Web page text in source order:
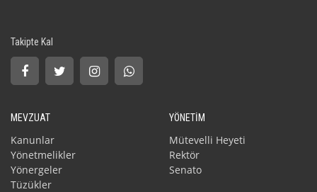
Takipte Kal
MEVZUAT
Kanunlar
Yönetmelikler
Yönergeler
Tüzükler
YÖNETİM
Mütevelli Heyeti
Rektör
Senato